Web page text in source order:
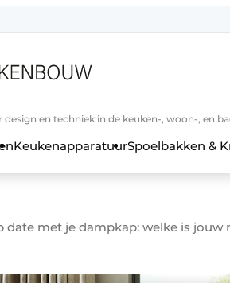
voorwaarden
| Platform over design en
design en techniek in de keuken-, woon-, en
KeukenapparatuurSpoelbakken &
date met je dampkap: welke is jouw